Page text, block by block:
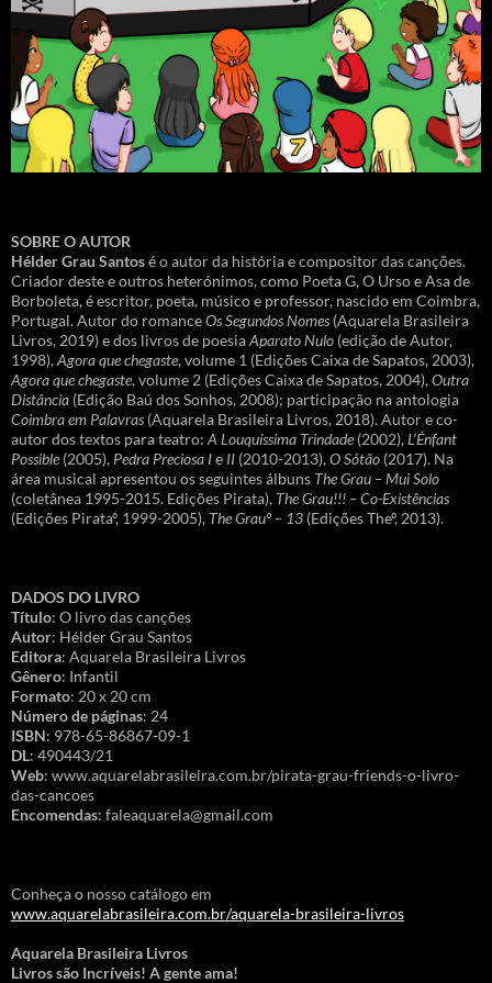
SOBRE O AUTOR
Hélder Grau Santosé o autor da história e compositor das canções.
Criador deste e outros heterónimos, como Poeta G, O Urso e Asa de
Borboleta, é escritor, poeta, músico e professor, nascido em Coimbra,
Portugal. Autor do romanceOs Segundos Nomes (Aquarela Brasileira
Livros, 2019) e dos livros de poesiaAparato Nulo (edição de Autor,
1998),Agora que chegaste, volume 1 (Edições Caixa de Sapatos, 2003),
Agora que chegaste, volume 2 (Edições Caixa de Sapatos, 2004),Outra
Distância (Edição Baú dos Sonhos, 2008); participação na antologia
Coimbra em Palavras (Aquarela Brasileira Livros, 2018). Autor e co-
autor dos textos para teatro: A Louquíssima Trindade (2002),L’Énfant
Possible (2005), Pedra Preciosa Ie II (2010-2013),O Sótão (2017). Na
área musical apresentou os seguintes álbuns The Grau – Mui Solo
(coletânea 1995-2015. Edições Pirata), The Grau!!! – Co-Existências
(Edições Pirataº, 1999-2005), The Grauº – 13 (Edições Theº, 2013).
DADOS DO LIVRO
Título: O livro das canções
Autor: Hélder Grau Santos
Editora: Aquarela Brasileira Livros
Gênero: Infantil
Formato: 20 x 20 cm
Número de páginas: 24
ISBN: 978-65-86867-09-1
DL: 490443/21
Web: www.aquarelabrasileira.com.br/pirata-grau-friends-o-livro-
das-cancoes
Encomendas: faleaquarela@gmail.com
Conheça o nosso catálogo em
www.aquarelabrasileira.com.br/aquarela-brasileira-livros
Aquarela Brasileira Livros
Livros são Incríveis! A gente ama!